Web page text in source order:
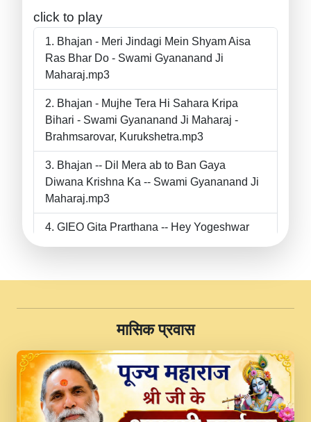
click to play
Bhajan - Meri Jindagi Mein Shyam Aisa
Ras Bhar Do - Swami Gyananand Ji
Maharaj.mp3
Bhajan - Mujhe Tera Hi Sahara Kripa
Bihari - Swami Gyananand Ji Maharaj -
Brahmsarovar, Kurukshetra.mp3
Bhajan -- Dil Mera ab to Ban Gaya
Diwana Krishna Ka -- Swami Gyananand Ji
Maharaj.mp3
GIEO Gita Prarthana -- Hey Yogeshwar
II Swami Gyananand Ji Maharaj.mp3
JINU SATGURU AAP BULAVE by Rasik
Pawan ji 20-11-19 Sankirtan At VEER JI
PRABHU KUTEER CHANNEL.mp3
Kina Sohna Tera Bhawan Sajaya Mata
Vaishno Devi Aarti Mata Rani Bhajan By
​मासिक प्रवास